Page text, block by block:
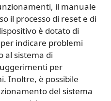
il manuale
il processo di reset e di
è dotato di
indicare problemi
al sistema di
per
Inoltre, è possibile
del sistema